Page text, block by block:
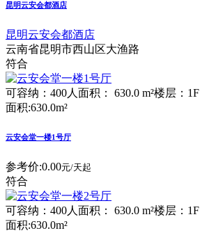
昆明云安会都酒店
昆明云安会都酒店
云南省昆明市西山区大渔路
符合
可容纳：400人面积： 630.0 m²楼层：1F
面积:630.0m²
云安会堂一楼1号厅
参考价:0.00元/天起
符合
可容纳：400人 面积： 630.0 m²楼层：1F
面积:630.0m²